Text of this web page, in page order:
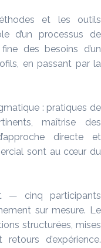
et les outils
d’un processus de
des besoins d’un
en passant par la
: pratiques de
maîtrise des
directe et
sont au cœur du
— cinq participants
sur mesure. Le
structurées, mises
d’expérience.